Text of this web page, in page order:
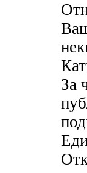
За